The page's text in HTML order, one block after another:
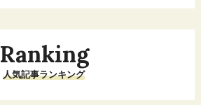
Ranking
人気記事ランキング